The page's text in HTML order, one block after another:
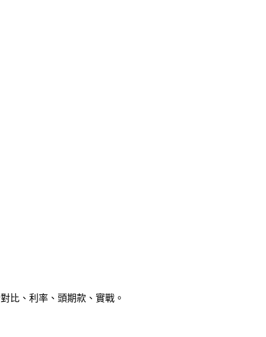
比、利率、頭期款、實戰。